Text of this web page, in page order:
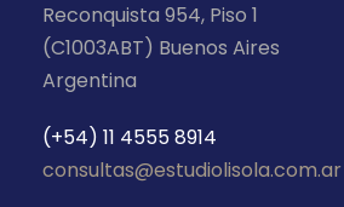
Reconquista 954, Piso 1
(C1003ABT) Buenos Aires
Argentina
(+54) 11 4555 8914
consultas@estudiolisola.com.ar